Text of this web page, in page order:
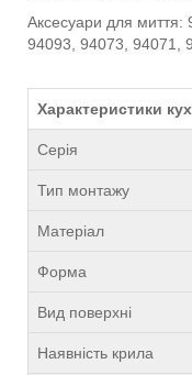
Аксесуари для миття:
94093, 94073, 94071,
Характеристики
Серія
Тип монтажу
Матеріал
Форма
Вид поверхні
Наявність крила